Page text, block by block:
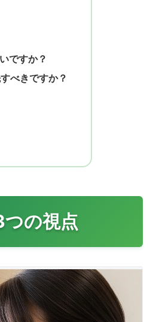
ですか？
べきですか？
の視点